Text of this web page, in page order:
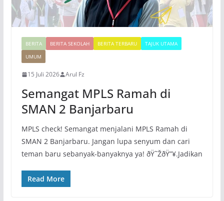
BERITA BERITA SEKOLAH BERITA TERBARU
TAJUK UTAMA
UMUM
15 Juli 2026 Arul Fz
Semangat MPLS Ramah di
SMAN 2 Banjarbaru
MPLS check! Semangat menjalani MPLS Ramah di
SMAN 2 Banjarbaru. Jangan lupa senyum dan cari
teman baru sebanyak-banyaknya ya! ðŸ˜ŽðŸ”¥.Jadikan
Read More